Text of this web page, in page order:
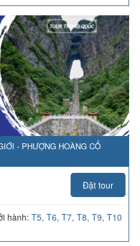
- PHƯỢNG HOÀNG CỔ
Đặt tour
hành: T5, T6, T7, T8, T9, T10